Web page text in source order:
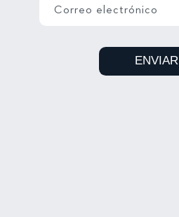
Correo electrónico
ENVIAR